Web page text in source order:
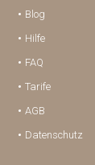
Blog
Hilfe
FAQ
Tarife
AGB
Datenschutz